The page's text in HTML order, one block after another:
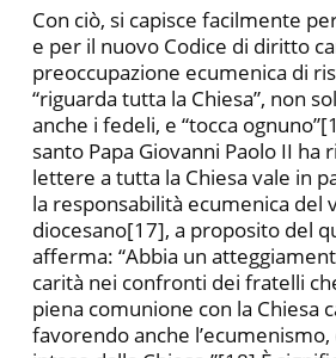
Con ciò, si capisce facilmente
e per il nuovo Codice di diritto
preoccupazione ecumenica di
“riguarda tutta la Chiesa”, non
anche i fedeli, e “tocca
santo Papa Giovanni Paolo II ha
lettere a tutta la Chiesa vale in
la responsabilità ecumenica del
diocesano[17], a proposito del
afferma: “Abbia un
carità nei confronti dei fratelli
piena comunione con la Chiesa
favorendo anche